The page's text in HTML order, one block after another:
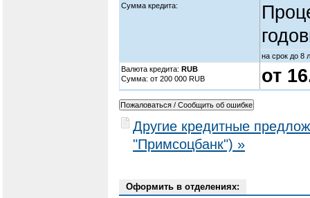
Сумма кредита:
на срок до 8
Валюта кредита: RUB
Cумма: от 200 000 RUB
от
Другие кредитные
"Примсоцбанк") »
Оформить в отделениях: